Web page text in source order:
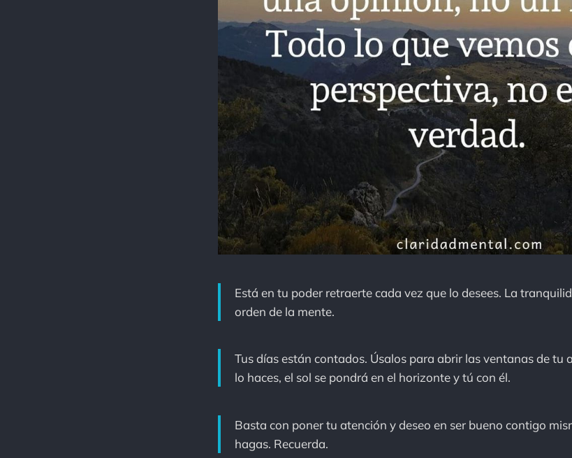
Está en tu poder retraerte cada vez que lo desees. La
orden de la mente.
Tus días están contados. Úsalos para abrir las ventanas de tu
lo haces, el sol se pondrá en el horizonte y tú con él.
Basta con poner tu atención y deseo en ser bueno contigo
hagas. Recuerda.